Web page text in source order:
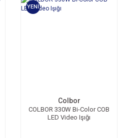
YENİ
Colbor
COLBOR 330W Bi-Color COB
LED Video Işığı